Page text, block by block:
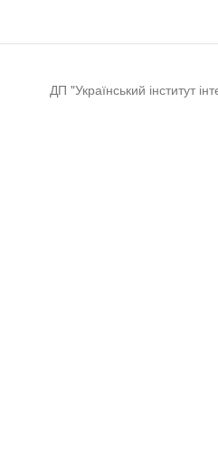
ДП "Український інститут